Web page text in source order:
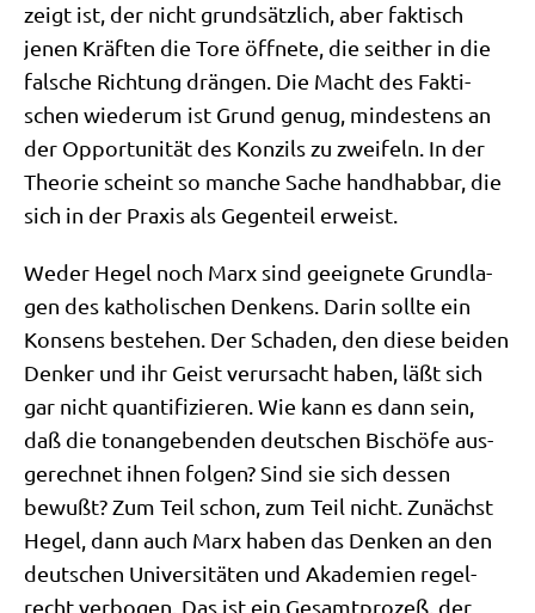
zeigt ist, der nicht grund­sätz­lich, aber fak­tisch
jenen Kräf­ten die Tore öff­ne­te, die seit­her in die
fal­sche Rich­tung drän­gen. Die Macht des Fak­ti­
schen wie­der­um ist Grund genug, min­de­stens an
der Oppor­tu­ni­tät des Kon­zils zu zwei­feln. In der
Theo­rie scheint so man­che Sache hand­hab­bar, die
sich in der Pra­xis als Gegen­teil erweist.
Weder Hegel noch Marx sind geeig­ne­te Grund­la­
gen des katho­li­schen Den­kens. Dar­in soll­te ein
Kon­sens bestehen. Der Scha­den, den die­se bei­den
Den­ker und ihr Geist ver­ur­sacht haben, läßt sich
gar nicht quan­ti­fi­zie­ren. Wie kann es dann sein,
daß die ton­an­ge­ben­den deut­schen Bischö­fe aus­
ge­rech­net ihnen fol­gen? Sind sie sich des­sen
bewußt? Zum Teil schon, zum Teil nicht. Zunächst
Hegel, dann auch Marx haben das Den­ken an den
deut­schen Uni­ver­si­tä­ten und Aka­de­mien regel­
recht ver­bo­gen. Das ist ein Gesamt­pro­zeß, der